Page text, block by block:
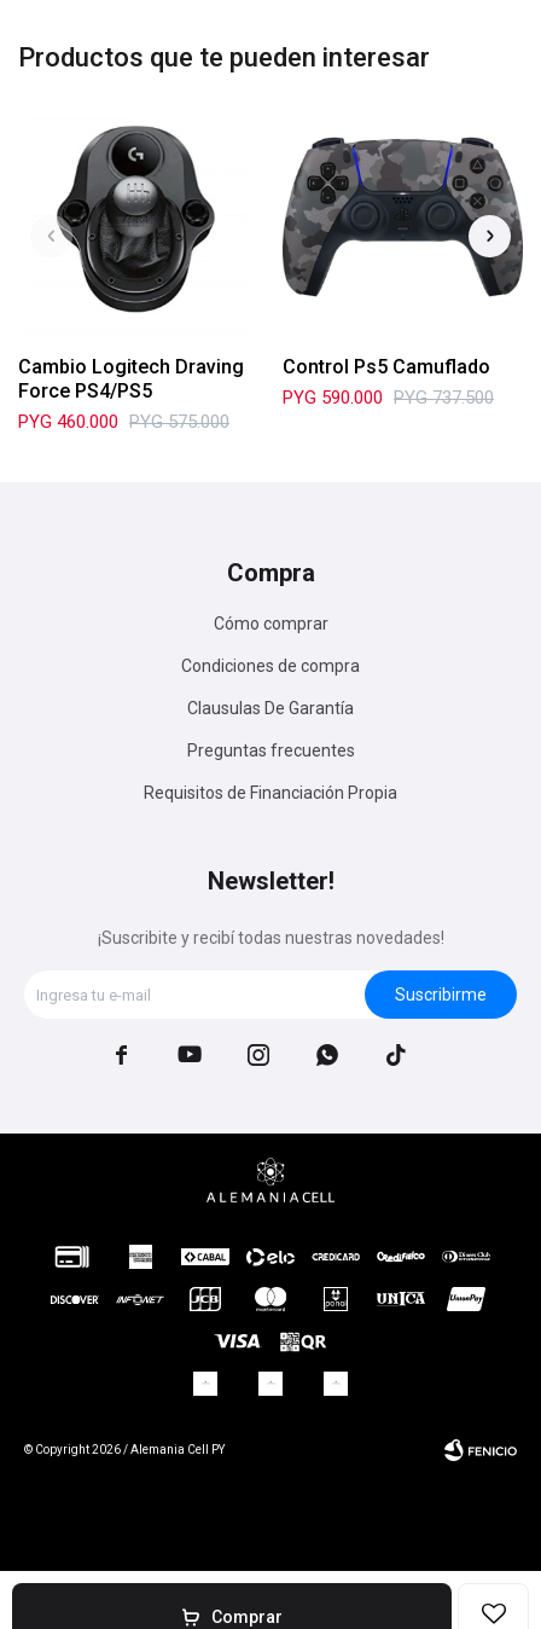
Comprar
Productos que te pueden interesar
Cambio Logitech Draving
Force PS4/PS5
PYG 460.000 PYG 575.000
Control Ps5 Camuflado
PYG 590.000 PYG 737.500
Compra
Cómo comprar
Condiciones de compra
Clausulas De Garantía
Preguntas frecuentes
Requisitos de Financiación Propia
Newsletter!
¡Suscribite y recibí todas nuestras novedades!
Suscribirme
    
© Copyright 2026 / Alemania Cell PY
Fenicio